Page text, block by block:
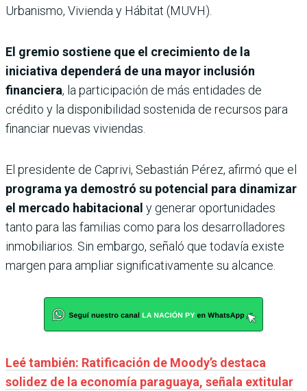
Urbanismo, Vivienda y Hábitat (MUVH).
El gremio sostiene que el crecimiento de la
iniciativa dependerá de una mayor inclusión
financiera, la participación de más entidades de
crédito y la disponibilidad sostenida de recursos para
financiar nuevas viviendas.
El presidente de Caprivi, Sebastián Pérez, afirmó que el
programa ya demostró su potencial para dinamizar
el mercado habitacional y generar oportunidades
tanto para las familias como para los desarrolladores
inmobiliarios. Sin embargo, señaló que todavía existe
margen para ampliar significativamente su alcance.
Leé también: Ratificación de Moody’s destaca
solidez de la economía paraguaya, señala extitular